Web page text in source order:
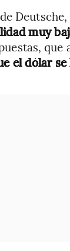
muy
que
el dólar